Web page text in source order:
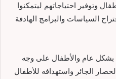
وتوفير احتياجاتهم ليتمكنوا
السياسات والبرامج الهادفة
بشكل عام والأطفال على وجه
الجائر واستهدافه للأطفال